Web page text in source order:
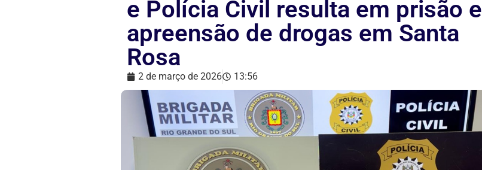
e Polícia Civil resulta em prisão e
apreensão de drogas em Santa
Rosa
2 de março de 2026 13:56